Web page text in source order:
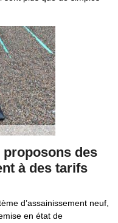
des
à des tarifs
d’assainissement neuf,
en état de